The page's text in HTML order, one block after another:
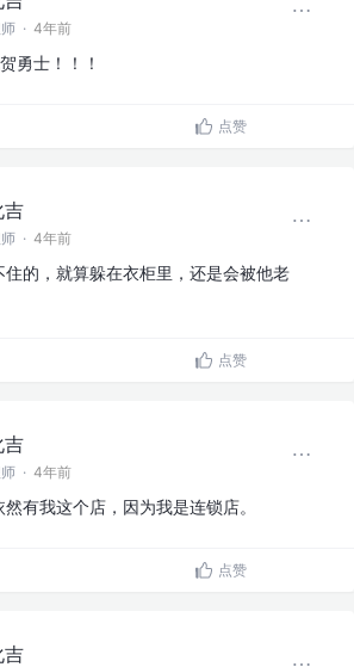
· 4年前
勇士！！！
点赞
· 4年前
的，就算躲在衣柜里，还是会被他老
点赞
· 4年前
有我这个店，因为我是连锁店。
点赞